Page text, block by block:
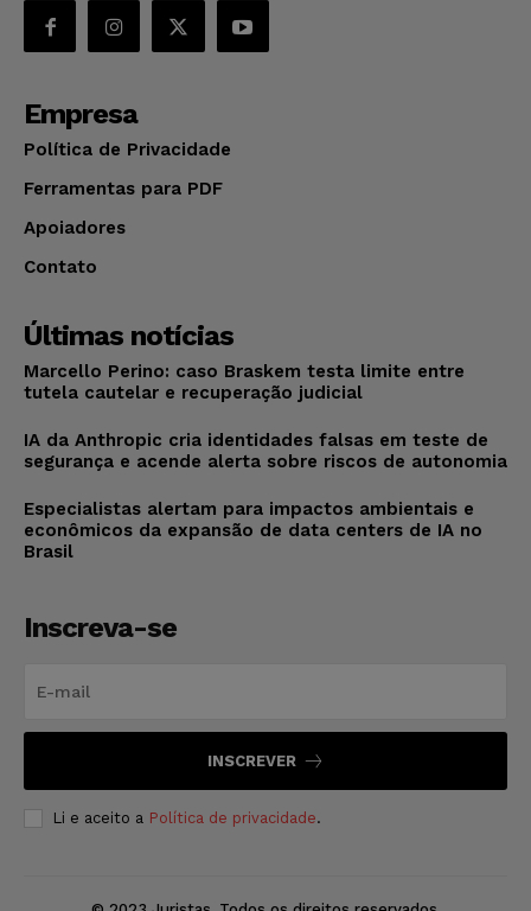
Empresa
Política de Privacidade
Ferramentas para PDF
Apoiadores
Contato
Últimas notícias
Marcello Perino: caso Braskem testa limite entre
tutela cautelar e recuperação judicial
IA da Anthropic cria identidades falsas em teste de
segurança e acende alerta sobre riscos de autonomia
Especialistas alertam para impactos ambientais e
econômicos da expansão de data centers de IA no
Brasil
Inscreva-se
INSCREVER
Li e aceito a Política de privacidade.